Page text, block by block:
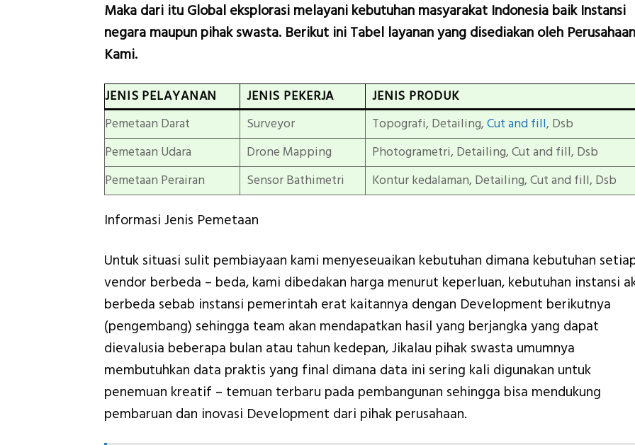
Maka dari itu Global eksplorasi melayani kebutuhan masyarakat Indonesia baik Instansi
negara maupun pihak swasta. Berikut ini Tabel layanan yang disediakan oleh Perusahaan
Kami.
JENIS PELAYANAN JENIS PEKERJA
JENIS PRODUK
Pemetaan Darat
Surveyor Topografi, Detailing, Cut and fill, Dsb
Pemetaan Udara
Drone Mapping
Photogrametri, Detailing, Cut and fill, Dsb
Pemetaan Perairan
Sensor Bathimetri Kontur kedalaman, Detailing, Cut and fill, Dsb
Informasi Jenis Pemetaan
Untuk situasi sulit pembiayaan kami menyeseuaikan kebutuhan dimana kebutuhan
vendor berbeda – beda, kami dibedakan harga menurut keperluan, kebutuhan instansi
berbeda sebab instansi pemerintah erat kaitannya dengan Development berikutnya
(pengembang) sehingga team akan mendapatkan hasil yang berjangka yang dapat
dievalusia beberapa bulan atau tahun kedepan, Jikalau pihak swasta umumnya
membutuhkan data praktis yang final dimana data ini sering kali digunakan untuk
penemuan kreatif – temuan terbaru pada pembangunan sehingga bisa mendukung
pembaruan dan inovasi Development dari pihak perusahaan.